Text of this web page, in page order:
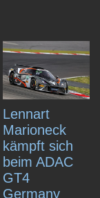
Lennart
Marioneck
kämpft sich
beim ADAC
GT4
Germany